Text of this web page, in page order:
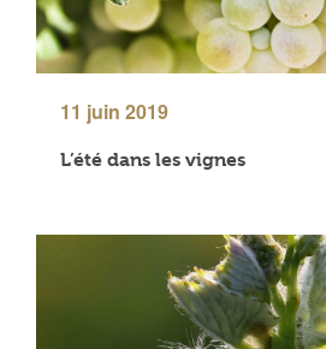
11 juin 2019
L’été dans les vignes